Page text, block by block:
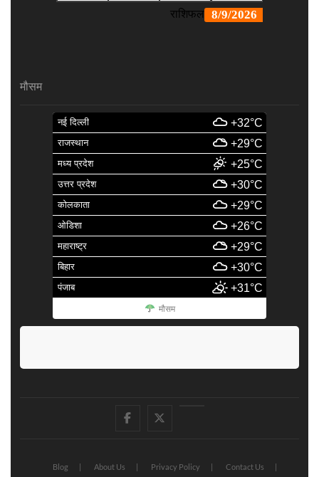
मौसम
नई दिल्ली +32°C
राजस्थान +29°C
मध्य प्रदेश +25°C
उत्तर प्रदेश +30°C
कोलकाता +29°C
ओडिशा +26°C
महाराष्ट्र +29°C
बिहार +30°C
पंजाब +31°C
मौसम
facebook
Blog About Us Privacy Policy
Contact Us